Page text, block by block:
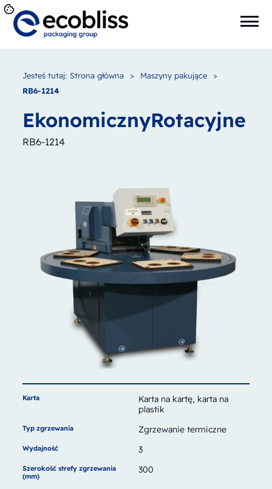
Jesteś tutaj: Strona główna > Maszyny pakujące
>
RB6-1214
EkonomicznyRotacyjne
RB6-1214
Karta
Karta na kartę, karta na
plastik
Typ zgrzewania Zgrzewanie termiczne
Wydajność 3
Szerokość strefy zgrzewania
(mm)
300